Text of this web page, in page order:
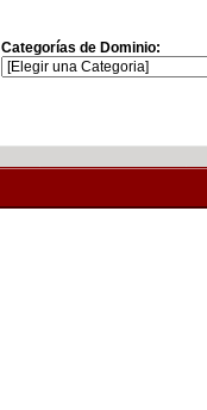
Categorías de Dominio: